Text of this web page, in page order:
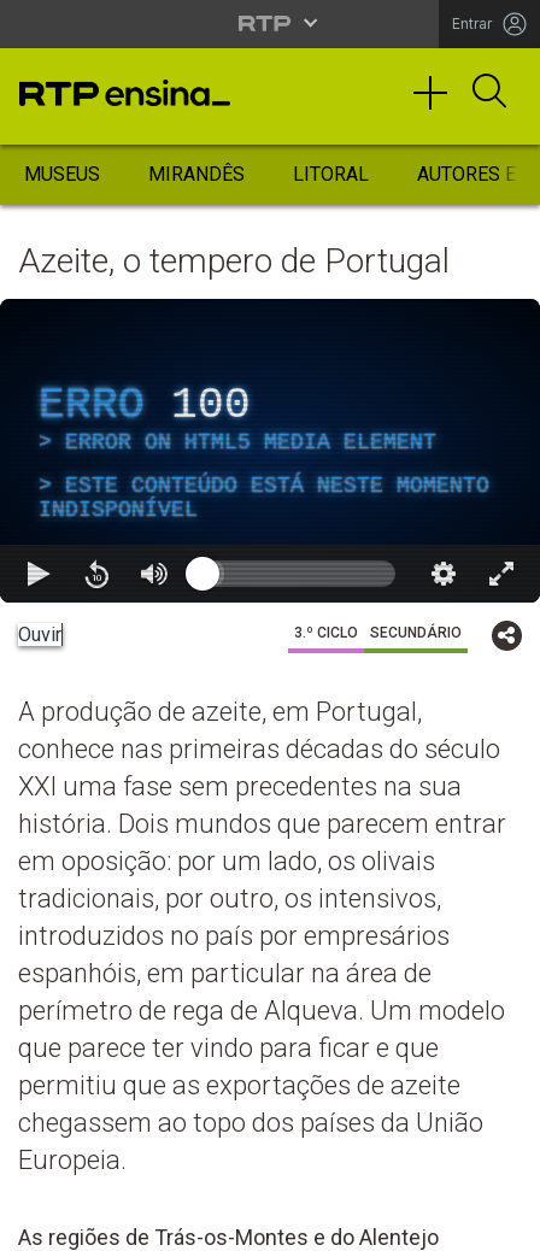
Entrar
MUSEUS MIRANDÊS LITORAL AUTORES
Azeite, o tempero de Portugal
ERRO 100
ERROR ON HTML5 MEDIA ELEMENT
ESTE CONTEÚDO ESTÁ NESTE MOMENTO
INDISPONÍVEL
Ouvir 3.º CICLO SECUNDÁRIO
A produção de azeite, em Portugal,
conhece nas primeiras décadas do século
XXI uma fase sem precedentes na sua
história. Dois mundos que parecem entrar
em oposição: por um lado, os olivais
tradicionais, por outro, os intensivos,
introduzidos no país por empresários
espanhóis, em particular na área de
perímetro de rega de Alqueva. Um modelo
que parece ter vindo para ficar e que
permitiu que as exportações de azeite
chegassem ao topo dos países da União
Europeia.
As regiões de Trás-os-Montes e do Alentejo